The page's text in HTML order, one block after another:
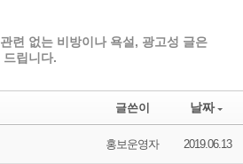
련 없는 비방이나 욕설, 광고성 글은
립니다.
글쓴이 날짜
홍보운영자 2019.06.13